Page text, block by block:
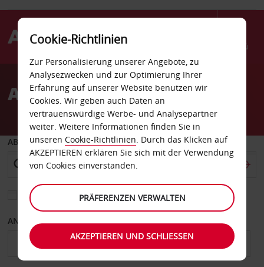
Menü
AvisAutovermietung Gurnee
ABHOLEN VON
Eine andere Rückgabestation auswählen
ANFANGSDATUM
Cookie-Richtlinien
Zur Personalisierung unserer Angebote, zu
Analysezwecken und zur Optimierung Ihrer
Erfahrung auf unserer Website benutzen wir
Cookies. Wir geben auch Daten an
vertrauenswürdige Werbe- und Analysepartner
weiter. Weitere Informationen finden Sie in
unseren Cookie-Richtlinien. Durch das Klicken auf
AKZEPTIEREN erklären Sie sich mit der Verwendung
von Cookies einverstanden.
PRÄFERENZEN VERWALTEN
AKZEPTIEREN UND SCHLIESSEN